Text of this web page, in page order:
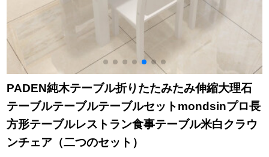
PADEN純木テーブル折りたたみたみ伸縮大理石
テーブルテーブルテーブルセットmondsinプロ長
方形テーブルレストラン食事テーブル米白クラウ
ンチェア（二つのセット）